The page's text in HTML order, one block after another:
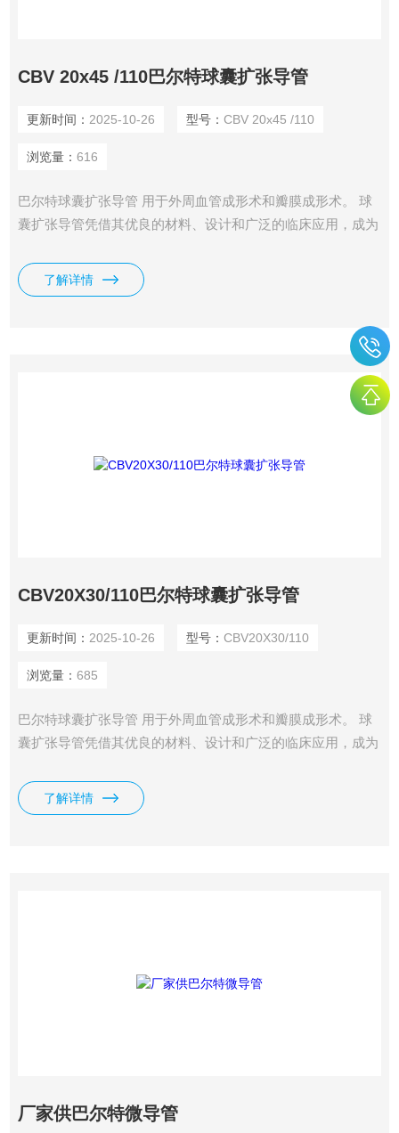
CBV 20x45 /110巴尔特球囊扩张导管
更新时间： 2025-10-26 型号： CBV 20x45 /110
浏览量： 616
巴尔特球囊扩张导管 用于外周血管成形术和瓣膜成形术。 球
囊扩张导管凭借其优良的材料、设计和广泛的临床应用，成为
了解详情
CBV20X30/110巴尔特球囊扩张导管
更新时间： 2025-10-26 型号： CBV20X30/110
浏览量： 685
巴尔特球囊扩张导管 用于外周血管成形术和瓣膜成形术。 球
囊扩张导管凭借其优良的材料、设计和广泛的临床应用，成为
了解详情
厂家供巴尔特微导管